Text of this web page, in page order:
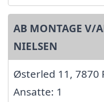
AB MONTAGE V/
NIELSEN
Østerled 11, 7870
Ansatte: 1